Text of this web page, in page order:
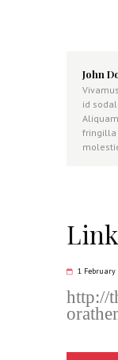
John
id
fringilla
Link
1 February
http://